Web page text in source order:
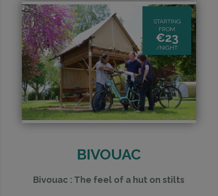
STARTING
FROM
€23
/NIGHT
BIVOUAC
Bivouac : The feel of a hut on stilts